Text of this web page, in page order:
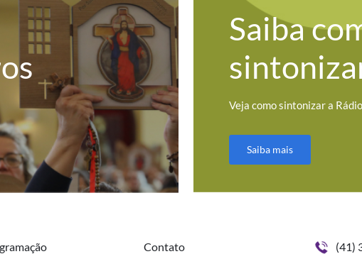
Saiba
Veja como sintonizar a
Saiba mais
Contato
(41)